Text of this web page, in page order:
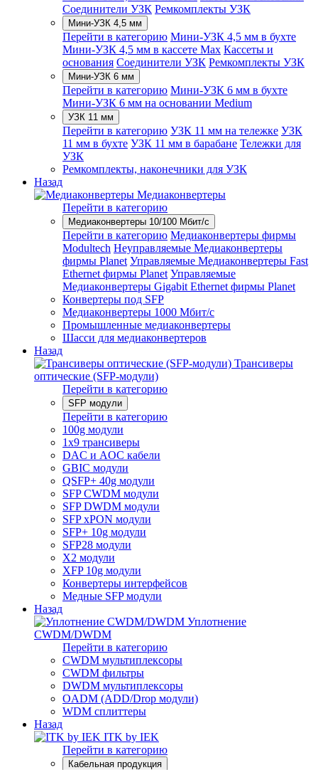
Соединители УЗК Ремкомплекты УЗК
Мини-УЗК 4,5 мм
Перейти в категорию Мини-УЗК 4,5 мм в бухте
Мини-УЗК 4,5 мм в кассете Max Кассеты и
основания Соединители УЗК Ремкомплекты УЗК
Мини-УЗК 6 мм
Перейти в категорию Мини-УЗК 6 мм в бухте
Мини-УЗК 6 мм на основании Medium
УЗК 11 мм
Перейти в категорию УЗК 11 мм на тележке УЗК
11 мм в бухте УЗК 11 мм в барабане Тележки для
УЗК
Ремкомплекты, наконечники для УЗК
Назад
Медиаконвертеры
Перейти в категорию
Медиаконвертеры 10/100 Мбит/с
Перейти в категорию Медиаконвертеры фирмы
Modultech Неуправляемые Медиаконвертеры
фирмы Planet Управляемые Медиаконвертеры Fast
Ethernet фирмы Planet Управляемые
Медиаконвертеры Gigabit Ethernet фирмы Planet
Конвертеры под SFP
Медиаконвертеры 1000 Мбит/с
Промышленные медиаконвертеры
Шасси для медиаконвертеров
Назад
Трансиверы
оптические (SFP-модули)
Перейти в категорию
SFP модули
Перейти в категорию
100g модули
1x9 трансиверы
DAC и AOC кабели
GBIC модули
QSFP+ 40g модули
SFP CWDM модули
SFP DWDM модули
SFP xPON модули
SFP+ 10g модули
SFP28 модули
X2 модули
XFP 10g модули
Конвертеры интерфейсов
Медные SFP модули
Назад
Уплотнение
CWDM/DWDM
Перейти в категорию
CWDM мультиплексоры
CWDM фильтры
DWDM мультиплексоры
OADM (ADD/Drop модули)
WDM сплиттеры
Назад
ITK by IEK
Перейти в категорию
Кабельная продукция